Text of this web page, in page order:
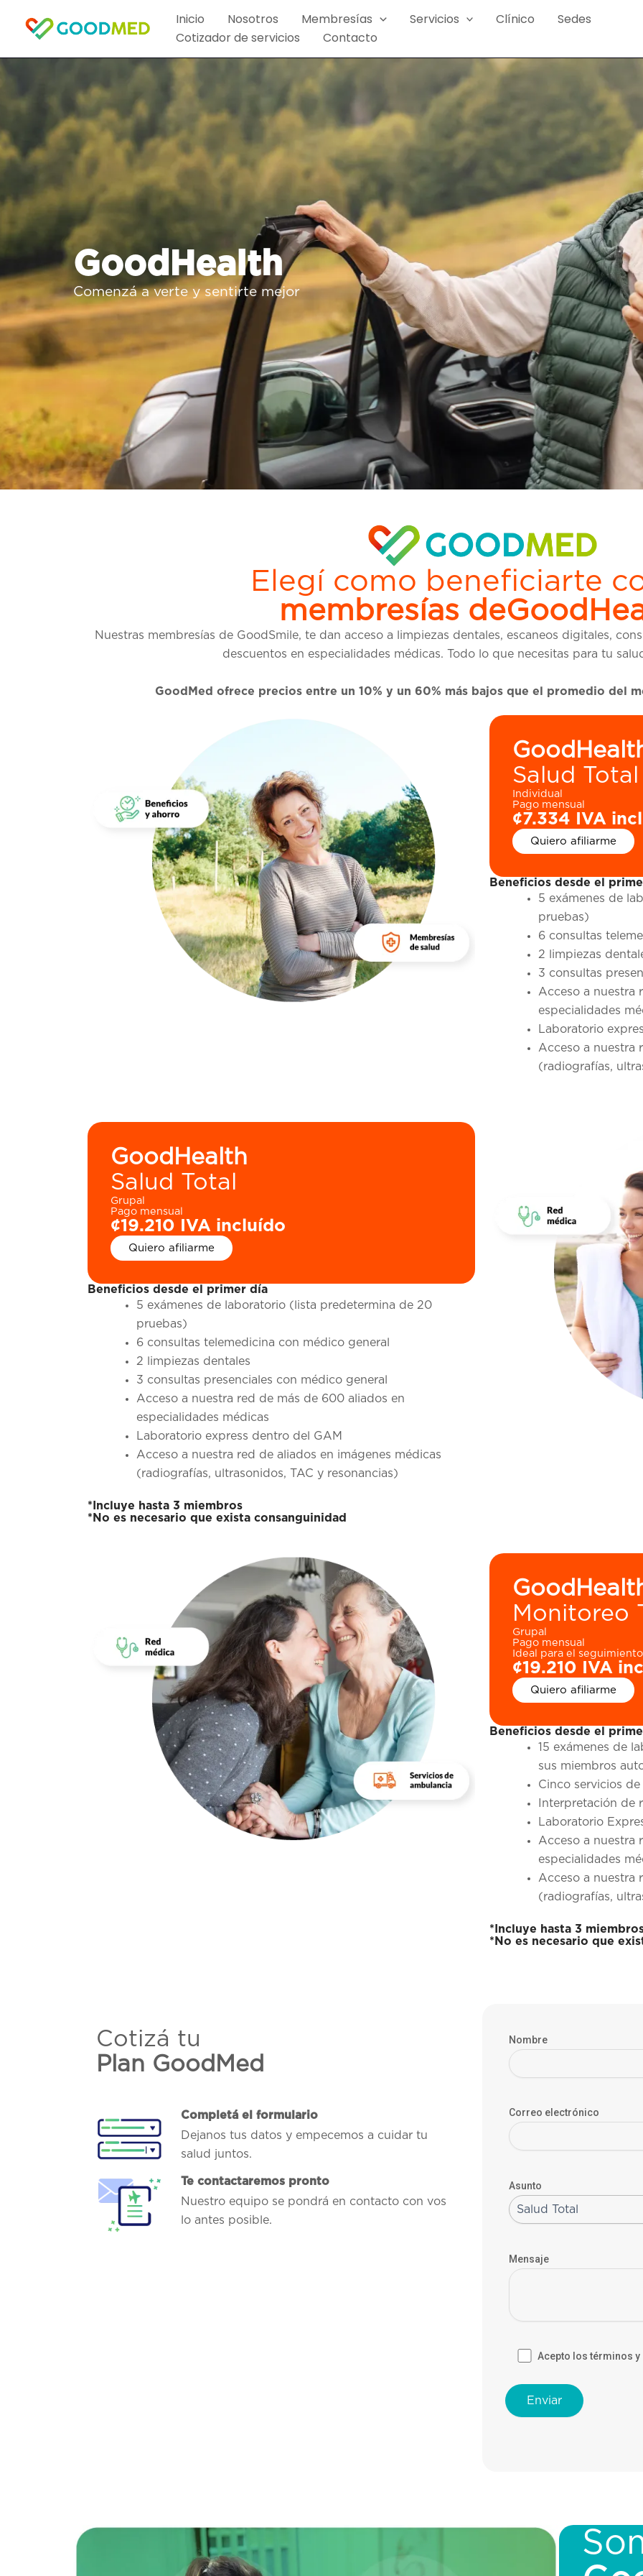
Inicio Nosotros Membresías Servicios Clínico
Sedes
Cotizador de servicios
Contacto
GoodHealth
Comenzá a verte y sentirte mejor
Elegí como beneficiarte
membresías
Nuestras membresías de GoodSmile, te dan acceso a limpiezas dentales, escaneos digitales,
descuentos en especialidades médicas. Todo lo que necesitas para tu
GoodMed ofrece precios entre un 10% y un 60% más bajos que el promedio del
Salud Total
Individual
Pago mensual
¢7.334 IVA
Quiero afiliarme
Beneficios desde el
5 exámenes de
pruebas)
6 consultas
2 limpiezas
3 consultas
Acceso a nuestra
especialidades
Laboratorio
Acceso a nuestra
(radiografías,
GoodHealth
Salud Total
Grupal
Pago mensual
¢19.210 IVA incluído
Quiero afiliarme
Beneficios desde el primer día
5 exámenes de laboratorio (lista predetermina de 20
pruebas)
6 consultas telemedicina con médico general
2 limpiezas dentales
3 consultas presenciales con médico general
Acceso a nuestra red de más de 600 aliados en
especialidades médicas
Laboratorio express dentro del GAM
Acceso a nuestra red de aliados en imágenes médicas
(radiografías, ultrasonidos, TAC y resonancias)
*Incluye hasta 3 miembros
*No es necesario que exista consanguinidad
Monitoreo
Grupal
Pago mensual
Ideal para el
¢19.210 IVA
Quiero afiliarme
Beneficios desde el
15 exámenes de
sus miembros
Cinco servicios
Interpretación de
Laboratorio
Acceso a nuestra
especialidades
Acceso a nuestra
(radiografías,
*Incluye hasta 3
*No es necesario que
Cotizá tu
Plan GoodMed
Completá el formulario
Dejanos tus datos y empecemos a cuidar tu
salud juntos.
Te contactaremos pronto
Nuestro equipo se pondrá en contacto con vos
lo antes posible.
Nombre
Correo electrónico
Asunto
Mensaje
Acepto los términos